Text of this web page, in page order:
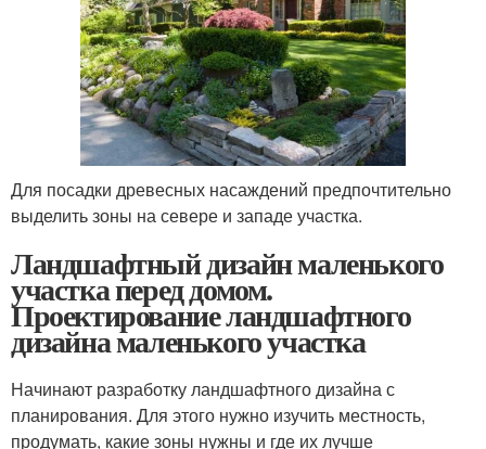
Для посадки древесных насаждений предпочтительно
выделить зоны на севере и западе участка.
Ландшафтный дизайн маленького
участка перед домом.
Проектирование ландшафтного
дизайна маленького участка
Начинают разработку ландшафтного дизайна с
планирования. Для этого нужно изучить местность,
продумать, какие зоны нужны и где их лучше